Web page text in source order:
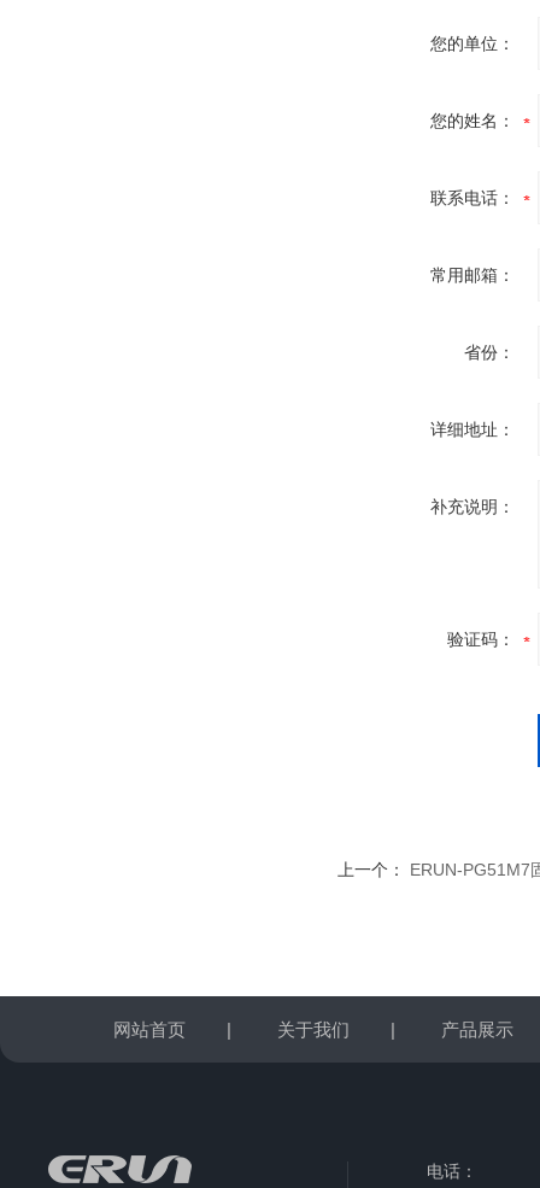
您的单位：
您的姓名：
联系电话：
常用邮箱：
省份：
详细地址：
补充说明：
验证码：
上一个： ERUN-PG51M7
网站首页 | 关于我们 | 产品展示
电话：